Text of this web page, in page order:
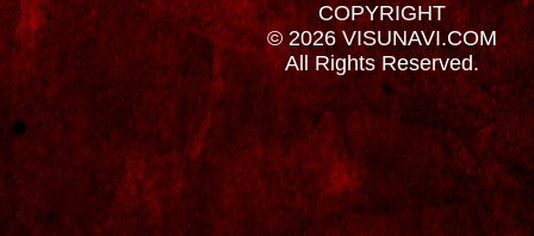
COPYRIGHT
© 2026 VISUNAVI.COM
All Rights Reserved.